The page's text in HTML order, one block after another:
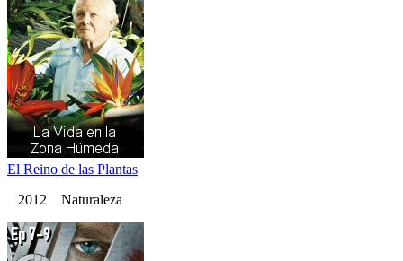
El Reino de las Plantas
2012 Naturaleza